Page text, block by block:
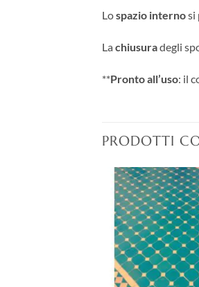
Lospazio internosi
La chiusuradegli
**Pronto all’uso: il
PRODOTTI